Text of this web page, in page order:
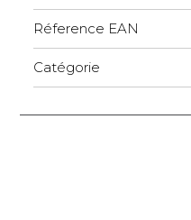
Réference EAN
Catégorie